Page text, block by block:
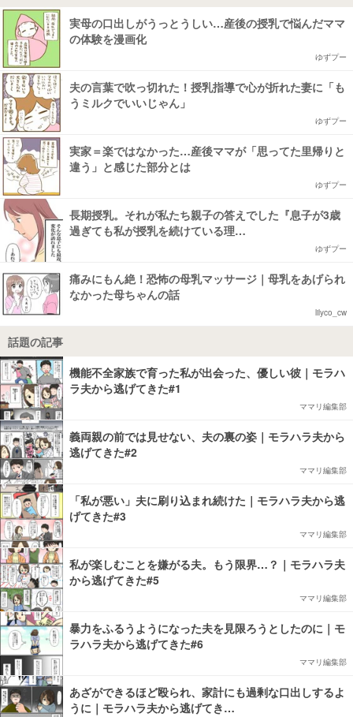
実母の口出しがうっとうしい…産後の授乳で悩んだママ
の体験を漫画化
ゆずプー
夫の言葉で吹っ切れた！授乳指導で心が折れた妻に「も
うミルクでいいじゃん」
ゆずプー
実家＝楽ではなかった…産後ママが「思ってた里帰りと
違う」と感じた部分とは
ゆずプー
長期授乳。それが私たち親子の答えでした『息子が3歳
過ぎても私が授乳を続けている理…
ゆずプー
痛みにもん絶！恐怖の母乳マッサージ｜母乳をあげられ
なかった母ちゃんの話
lilyco_cw
話題の記事
機能不全家族で育った私が出会った、優しい彼｜モラハ
ラ夫から逃げてきた#1
ママリ編集部
義両親の前では見せない、夫の裏の姿｜モラハラ夫から
逃げてきた#2
ママリ編集部
「私が悪い」夫に刷り込まれ続けた｜モラハラ夫から逃
げてきた#3
ママリ編集部
私が楽しむことを嫌がる夫。もう限界…？｜モラハラ夫
から逃げてきた#5
ママリ編集部
暴力をふるうようになった夫を見限ろうとしたのに｜モ
ラハラ夫から逃げてきた#6
ママリ編集部
あざができるほど殴られ、家計にも過剰な口出しするよ
うに｜モラハラ夫から逃げてき…